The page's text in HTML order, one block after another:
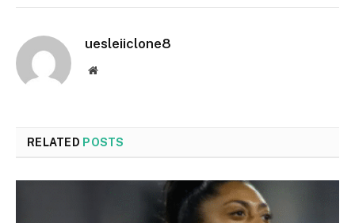
uesleiiclone8
Website
RELATED POSTS